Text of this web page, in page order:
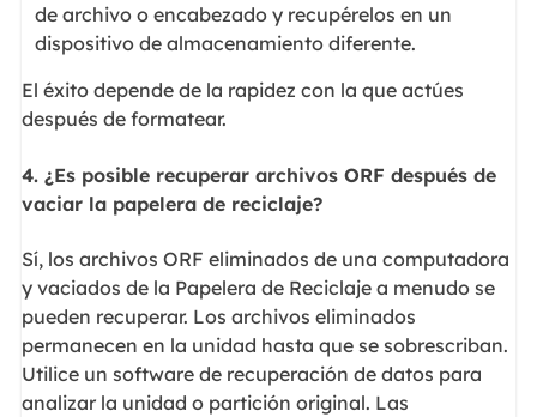
de archivo o encabezado y recupérelos en un
dispositivo de almacenamiento diferente.
El éxito depende de la rapidez con la que actúes
después de formatear.
4. ¿Es posible recuperar archivos ORF después de
vaciar la papelera de reciclaje?
Sí, los archivos ORF eliminados de una computadora
y vaciados de la Papelera de Reciclaje a menudo se
pueden recuperar. Los archivos eliminados
permanecen en la unidad hasta que se sobrescriban.
Utilice un software de recuperación de datos para
analizar la unidad o partición original. Las